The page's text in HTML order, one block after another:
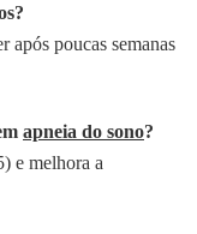
após poucas semanas
apneia do sono?
e melhora a